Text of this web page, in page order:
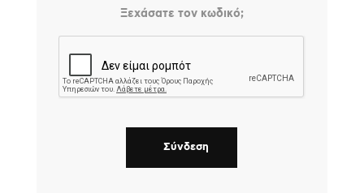
Ξεχάσατε τον κωδικό;